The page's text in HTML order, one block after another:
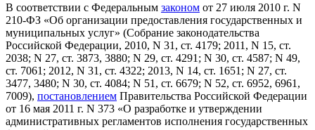
В соответствии с Федеральным законом от 27 июля 2010 г. N
210-ФЗ «Об организации предоставления государственных и
муниципальных услуг» (Собрание законодательства
Российской Федерации, 2010, N 31, ст. 4179; 2011, N 15, ст.
2038; N 27, ст. 3873, 3880; N 29, ст. 4291; N 30, ст. 4587; N 49,
ст. 7061; 2012, N 31, ст. 4322; 2013, N 14, ст. 1651; N 27, ст.
3477, 3480; N 30, ст. 4084; N 51, ст. 6679; N 52, ст. 6952, 6961,
7009), постановлением Правительства Российской Федерации
от 16 мая 2011 г. N 373 «О разработке и утверждении
административных регламентов исполнения государственных